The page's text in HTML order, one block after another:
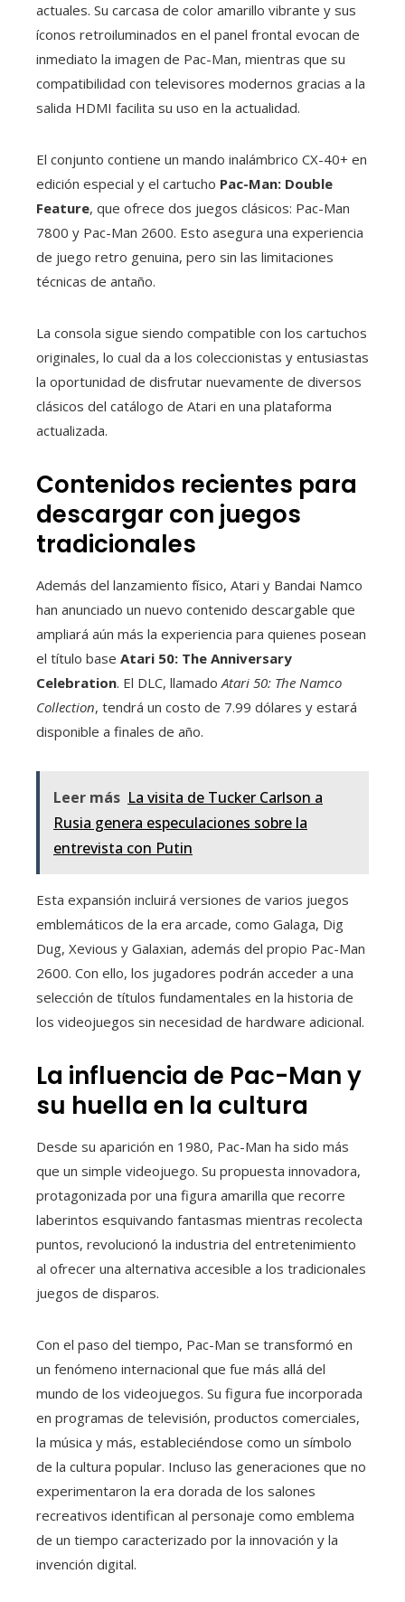
actuales. Su carcasa de color amarillo vibrante y sus
íconos retroiluminados en el panel frontal evocan de
inmediato la imagen de Pac-Man, mientras que su
compatibilidad con televisores modernos gracias a la
salida HDMI facilita su uso en la actualidad.
El conjunto contiene un mando inalámbrico CX-40+ en
edición especial y el cartucho Pac-Man: Double
Feature, que ofrece dos juegos clásicos: Pac-Man
7800 y Pac-Man 2600. Esto asegura una experiencia
de juego retro genuina, pero sin las limitaciones
técnicas de antaño.
La consola sigue siendo compatible con los cartuchos
originales, lo cual da a los coleccionistas y entusiastas
la oportunidad de disfrutar nuevamente de diversos
clásicos del catálogo de Atari en una plataforma
actualizada.
Contenidos recientes para
descargar con juegos
tradicionales
Además del lanzamiento físico, Atari y Bandai Namco
han anunciado un nuevo contenido descargable que
ampliará aún más la experiencia para quienes posean
el título base Atari 50: The Anniversary
Celebration. El DLC, llamadoAtari 50: The Namco
Collection, tendrá un costo de 7.99 dólares y estará
disponible a finales de año.
Leer más La visita de Tucker Carlson a
Rusia genera especulaciones sobre la
entrevista con Putin
Esta expansión incluirá versiones de varios juegos
emblemáticos de la era arcade, como Galaga, Dig
Dug, Xevious y Galaxian, además del propio Pac-Man
2600. Con ello, los jugadores podrán acceder a una
selección de títulos fundamentales en la historia de
los videojuegos sin necesidad de hardware adicional.
La influencia de Pac-Man y
su huella en la cultura
Desde su aparición en 1980, Pac-Man ha sido más
que un simple videojuego. Su propuesta innovadora,
protagonizada por una figura amarilla que recorre
laberintos esquivando fantasmas mientras recolecta
puntos, revolucionó la industria del entretenimiento
al ofrecer una alternativa accesible a los tradicionales
juegos de disparos.
Con el paso del tiempo, Pac-Man se transformó en
un fenómeno internacional que fue más allá del
mundo de los videojuegos. Su figura fue incorporada
en programas de televisión, productos comerciales,
la música y más, estableciéndose como un símbolo
de la cultura popular. Incluso las generaciones que no
experimentaron la era dorada de los salones
recreativos identifican al personaje como emblema
de un tiempo caracterizado por la innovación y la
invención digital.